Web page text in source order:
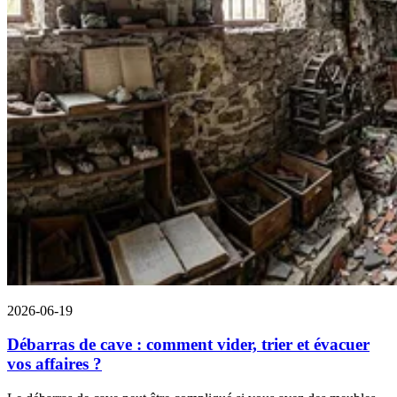
2026-06-19
Débarras de cave : comment vider, trier et évacuer
vos affaires ?